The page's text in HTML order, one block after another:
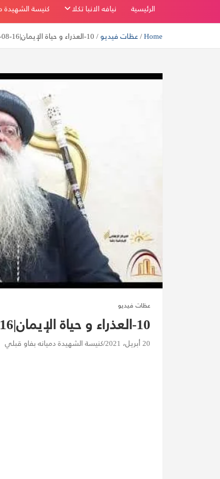
بفاو قبلي
الرئيسية
نيافه الانبا تكلا
كنيسة الشهيدة
Home عظات فيديو 10-العذراء و حياة الإيمان|16-08-2020| الأنبا تكلا
عظات فيديو
10-العذراء و حياة الإيمان|16-08-2020| الأنبا تكلا
20 أبريل، 2021 كنيسة الشهيدة دميانه بفاو قبلي